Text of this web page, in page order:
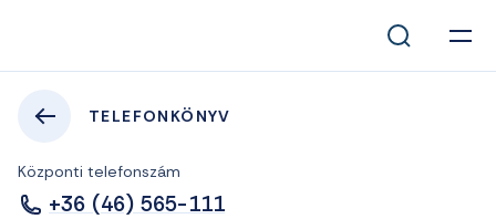
TELEFONKÖNYV
Központi telefonszám
+36 (46) 565-111